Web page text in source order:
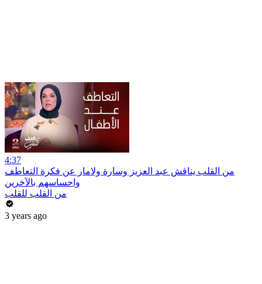
4:37
من القلب يناقش عبد العزيز وسارة ولامار عن فكرة التعاطف
واحساسهم بالآخرين
من القلب للقلب
3 years ago